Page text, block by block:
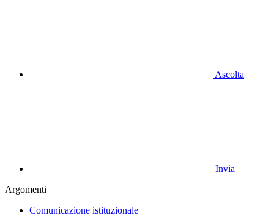
Ascolta
Invia
Argomenti
Comunicazione istituzionale